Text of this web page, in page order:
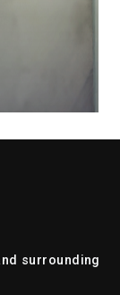
surrounding